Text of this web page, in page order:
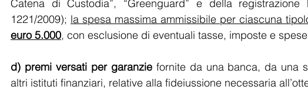
Catena di Custodia”, “Greenguard” e della registrazione
1221/2009); la spesa massima ammissibile per ciascuna
euro 5.000, con esclusione di eventuali tasse, imposte e
d) premi versati per garanzie fornite da una banca, da una
altri istituti finanziari, relative alla fideiussione necessaria